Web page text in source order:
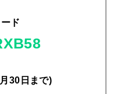
ド
30日まで)